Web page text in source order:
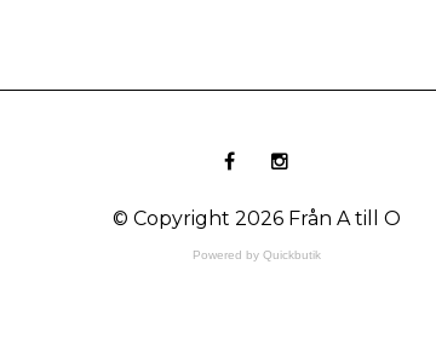
© Copyright 2026 Från A till O
Powered by Quickbutik